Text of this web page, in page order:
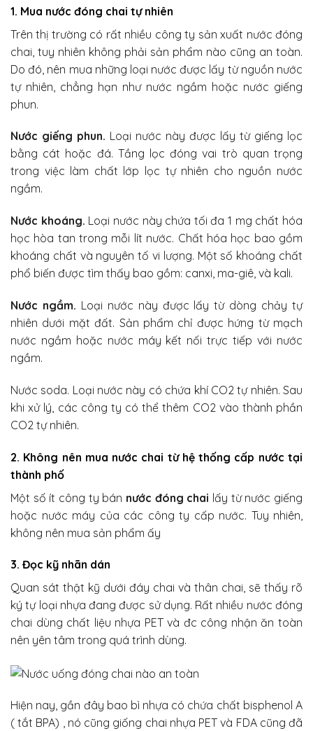
1. Mua nước đóng chai tự nhiên
Trên thị trường có rất nhiều công ty sản xuất nước đóng
chai, tuy nhiên không phải sản phẩm nào cũng an toàn.
Do đó, nên mua những loại nước được lấy từ nguồn nước
tự nhiên, chẳng hạn như nước ngầm hoặc nước giếng
phun.
Nước giếng phun. Loại nước này được lấy từ giếng lọc
bằng cát hoặc đá. Tầng lọc đóng vai trò quan trọng
trong việc làm chất lớp lọc tự nhiên cho nguồn nước
ngầm.
Nước khoáng. Loại nước này chứa tối đa 1 mg chất hóa
học hòa tan trong mỗi lít nước. Chất hóa học bao gồm
khoáng chất và nguyên tố vi lượng. Một số khoáng chất
phổ biến được tìm thấy bao gồm: canxi, ma-giê, và kali.
Nước ngầm. Loại nước này được lấy từ dòng chảy tự
nhiên dưới mặt đất. Sản phẩm chỉ được hứng từ mạch
nước ngầm hoặc nước máy kết nối trực tiếp với nước
ngầm.
Nước soda. Loại nước này có chứa khí CO2 tự nhiên. Sau
khi xử lý, các công ty có thể thêm CO2 vào thành phần
CO2 tự nhiên.
2. Không nên mua nước chai từ hệ thống cấp nước tại
thành phố
Một số ít công ty bán nước đóng chai lấy từ nước giếng
hoặc nước máy của các công ty cấp nước. Tuy nhiên,
không nên mua sản phẩm ấy
3. Đọc kỹ nhãn dán
Quan sát thật kỹ dưới đáy chai và thân chai, sẽ thấy rõ
ký tự loại nhựa đang được sử dụng. Rất nhiều nước đóng
chai dùng chất liệu nhựa PET và đc công nhận ăn toàn
nên yên tâm trong quá trình dùng.
Hiện nay, gần đây bao bì nhựa có chứa chất bisphenol A
( tắt BPA) , nó cũng giống chai nhựa PET và FDA cũng đã